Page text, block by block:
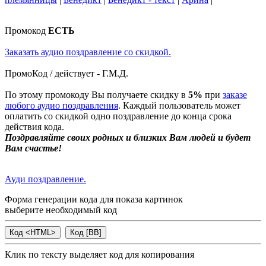
Промокод ЕСТЬ
Заказать аудио поздравление со скидкой.
ПромоКод / действует - Г.М.Д.
По этому промокоду Вы получаете скидку в 5% при заказе
любого аудио поздравления. Каждый пользователь может
оплатить со скидкой одно поздравление до конца срока
действия кода.
Поздравляйте своих родных и близких Вам людей и будет
Вам счастье!
Ауди поздравление.
Форма генерации кода для показа картинок
выберите необходимый код
Клик по тексту выделяет код для копирования